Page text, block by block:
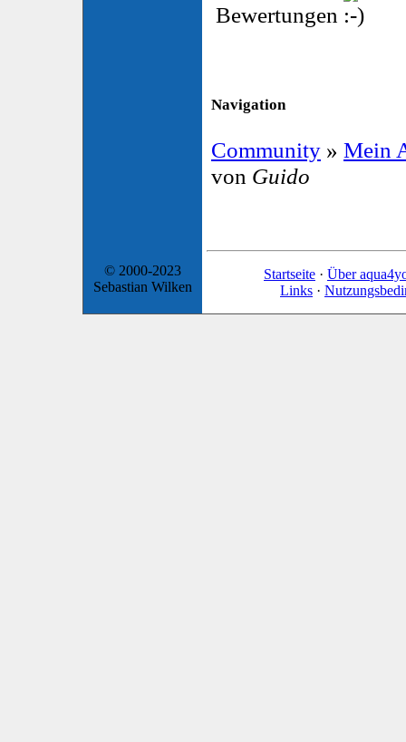
Bewertungen
Navigation
Community » Mein
von Guido
© 2000-2023
Sebastian Wilken
Startseite · Über
Links ·